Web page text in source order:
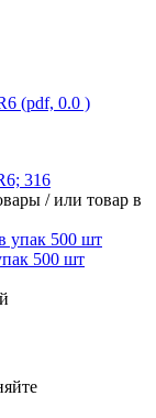
(pdf, 0.0 )
316
/ или товар в
500 шт